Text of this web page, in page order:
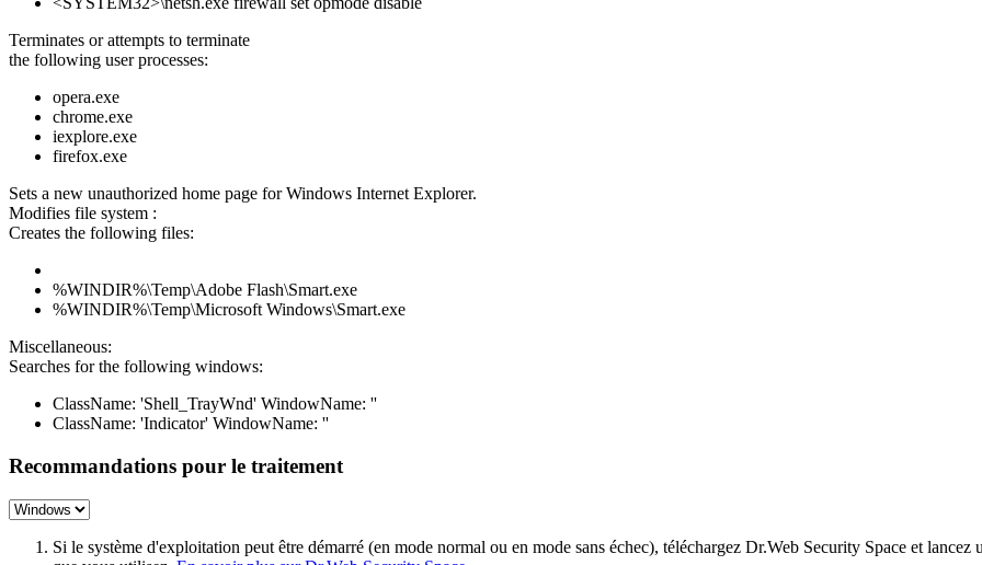
Terminates or attempts to terminate
the following user processes:
opera.exe
chrome.exe
iexplore.exe
firefox.exe
Sets a new unauthorized home page for Windows Internet Explorer.
Modifies file system :
Creates the following files:
%WINDIR%\Temp\Adobe Flash\Smart.exe
%WINDIR%\Temp\Microsoft Windows\Smart.exe
Miscellaneous:
Searches for the following windows:
ClassName: 'Shell_TrayWnd' WindowName: ''
ClassName: 'Indicator' WindowName: ''
Recommandations pour le traitement
Si le système d'exploitation peut être démarré (en mode normal ou en mode sans échec), téléchargez Dr.Web Security Space et